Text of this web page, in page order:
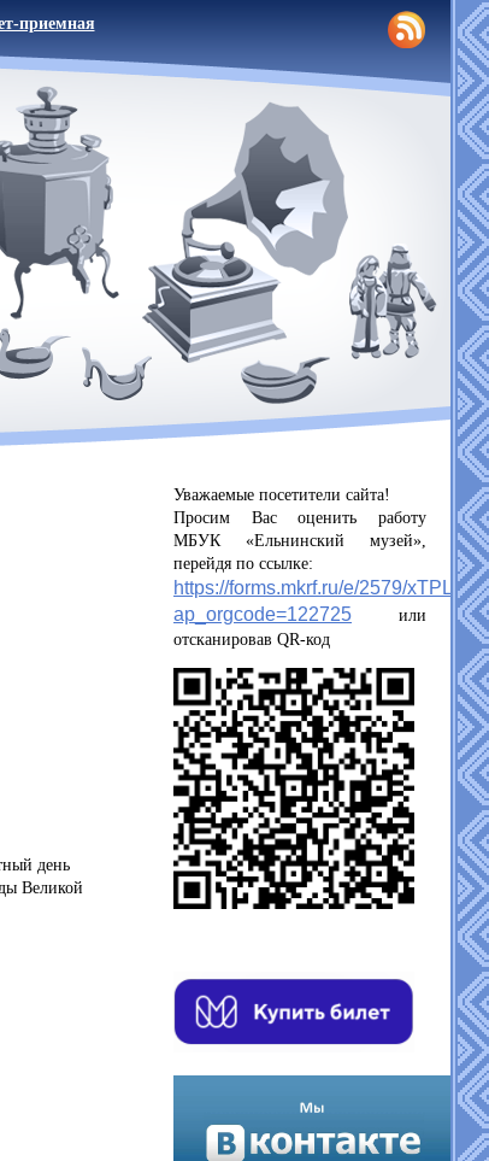
приемная
день
Великой
Уважаемые посетители сайта!
Просим Вас оценить работу
МБУК «Ельнинский музей»,
перейдя по ссылке:
https://forms.mkrf.ru/e/2579/
ap_orgcode=122725 или
отсканировав QR-код